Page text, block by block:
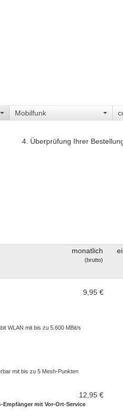
Mobilfunk
4. Überprüfung Ihrer
monatlich
9,95 €
WLAN mit bis zu 5.600 MBit/s
mit bis zu 5 Mesh-Punkten
12,95 €
Empfänger mit Vor-Ort-Service